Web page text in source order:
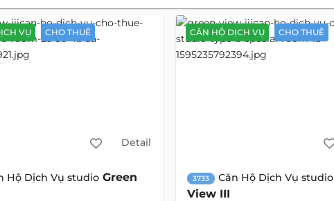
VỤ CHO THUÊ
Detail
Hộ Dịch Vụ studio Green
CĂN HỘ DỊCH VỤ CHO THUÊ
3733 Căn Hộ Dịch Vụ studio
View III